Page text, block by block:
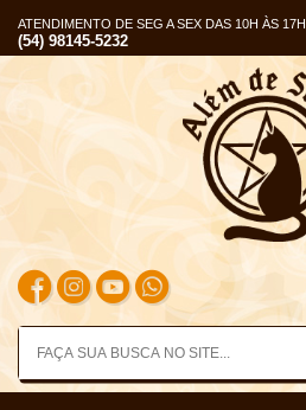
ATENDIMENTO DE SEG A SEX DAS 10H ÀS 17H
(54) 98145-5232